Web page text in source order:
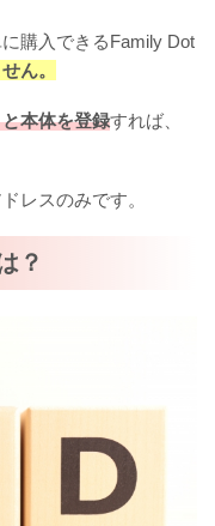
購入できるFamily Dot
ん。
本体を登録すれば、
レスのみです。
？